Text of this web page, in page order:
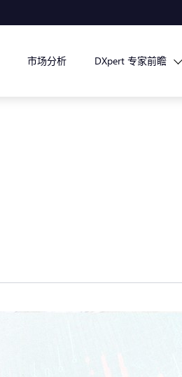
市场分析 DXpert 专家前瞻